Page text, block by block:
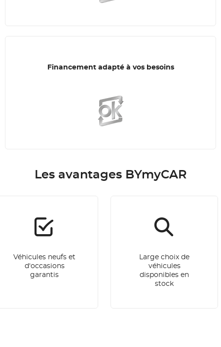
Financement adapté à vos besoins
Les avantages BYmyCAR
Véhicules neufs et
d'occasions
garantis
Large choix de
véhicules
disponibles en
stock